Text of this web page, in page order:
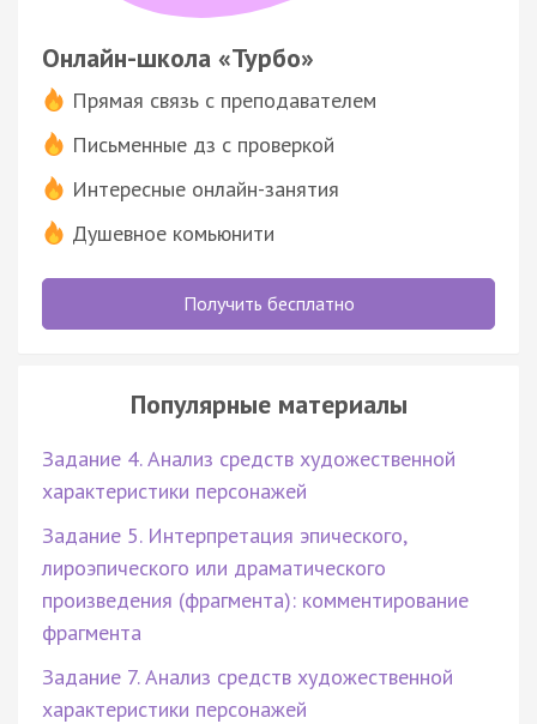
Онлайн-школа «Турбо»
Прямая связь с преподавателем
Письменные дз с проверкой
Интересные онлайн-занятия
Душевное комьюнити
Получить бесплатно
Популярные материалы
Задание 4. Анализ средств художественной
характеристики персонажей
Задание 5. Интерпретация эпического,
лироэпического или драматического
произведения (фрагмента): комментирование
фрагмента
Задание 7. Анализ средств художественной
характеристики персонажей